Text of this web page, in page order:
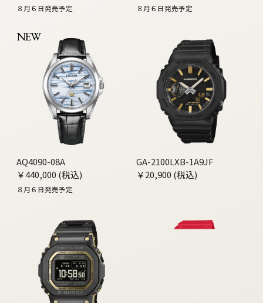
８月６日発売予定 ８月６日発売予定
NEW
AQ4090-08A
￥440,000 (税込)
８月６日発売予定
GA-2100LXB-1A9JF
￥20,900 (税込)